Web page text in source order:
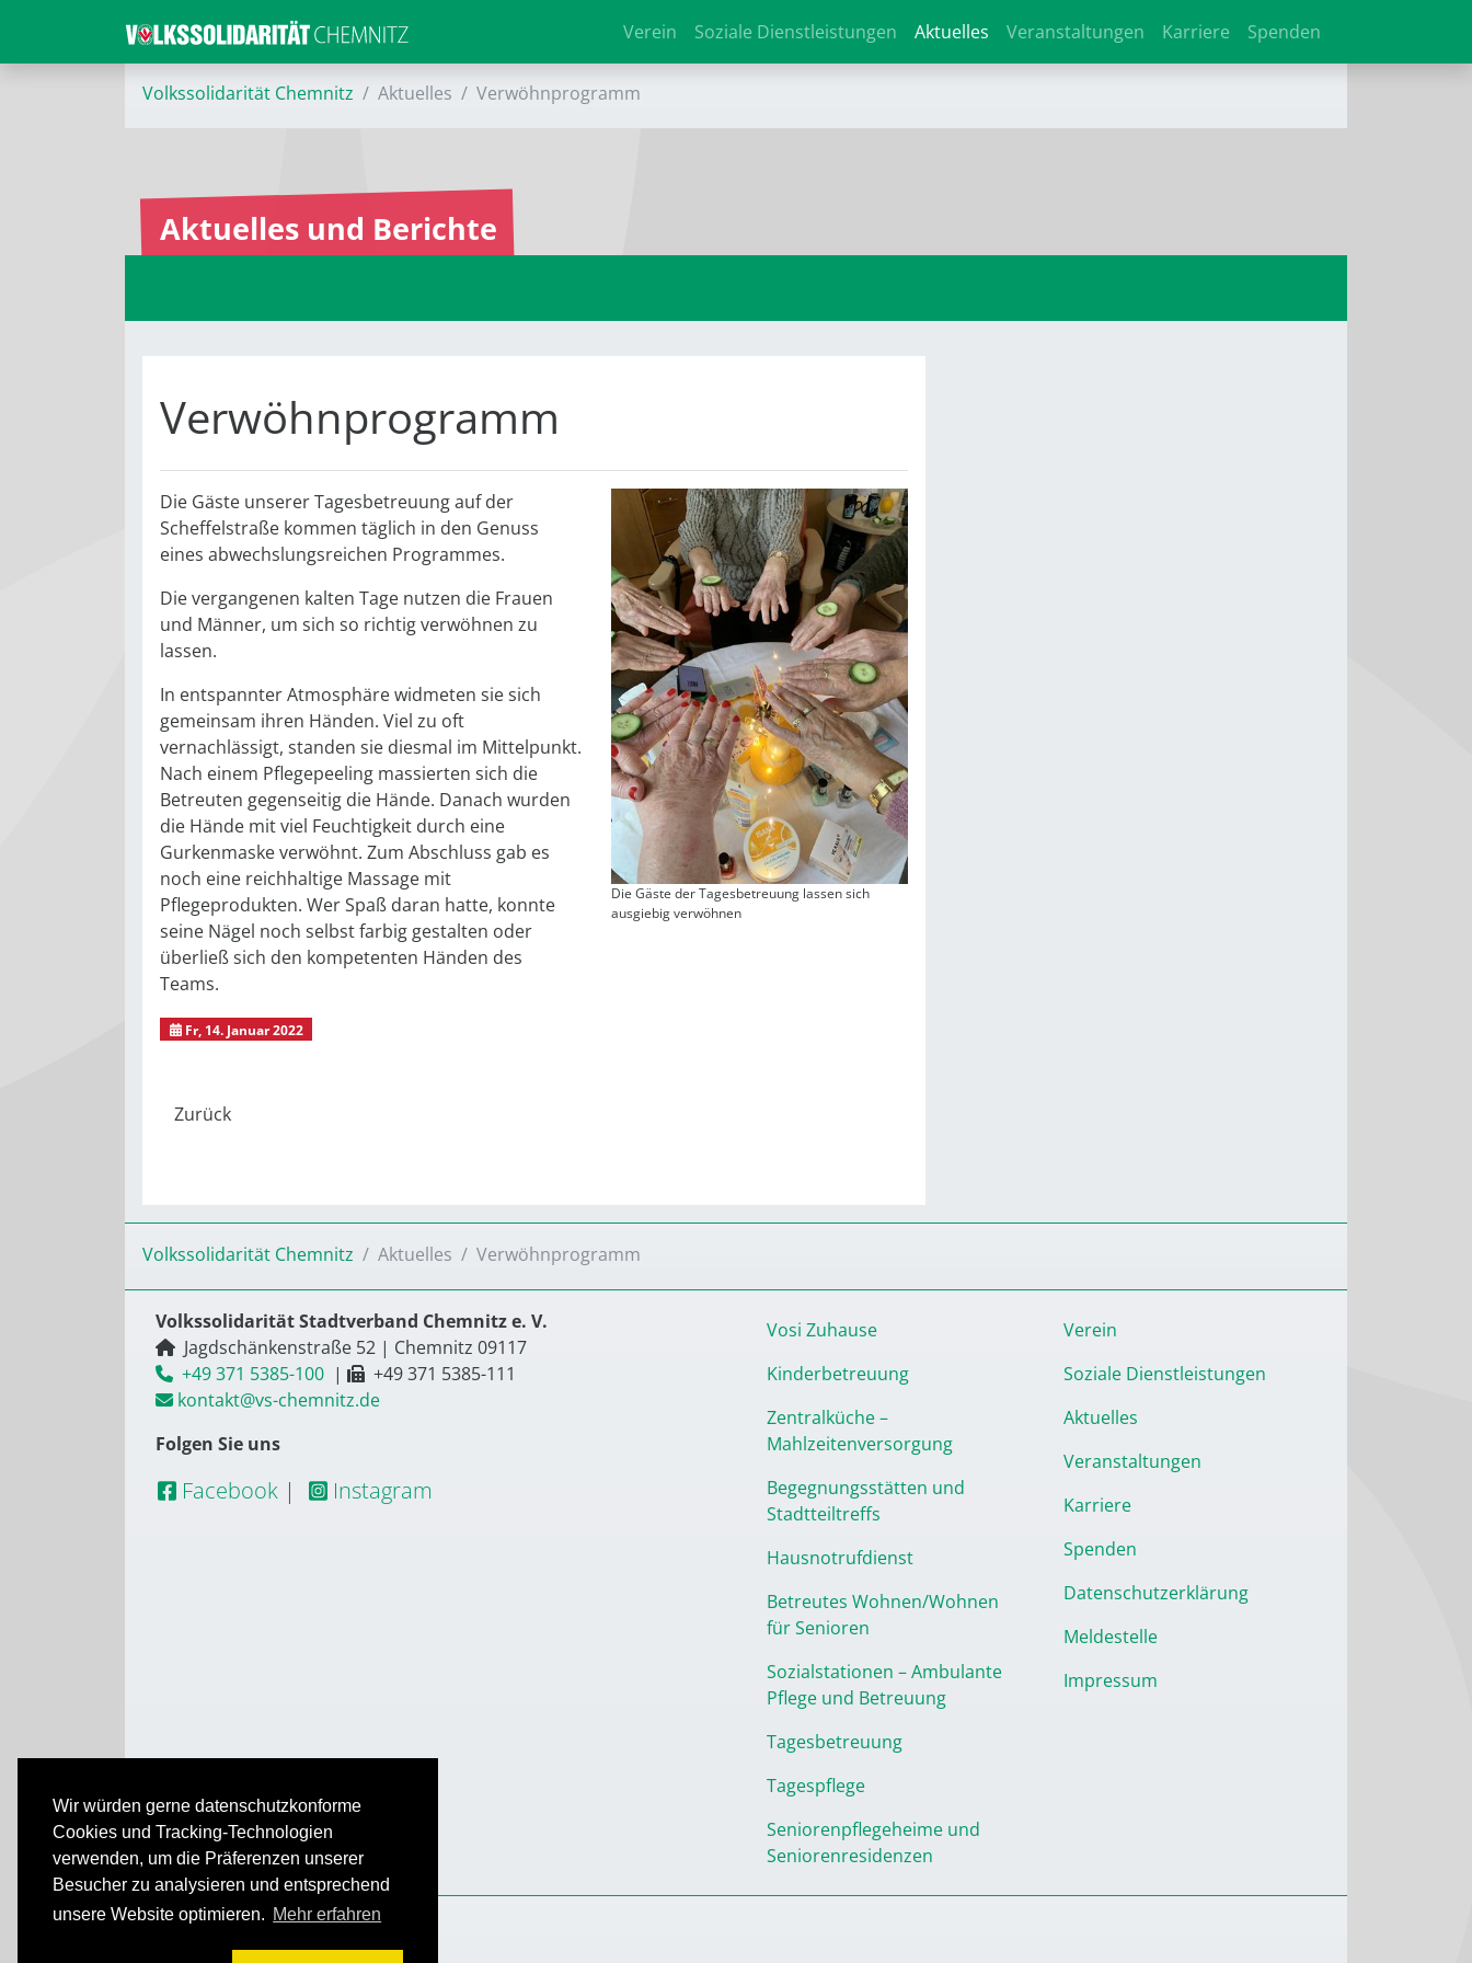
Wir würden gerne datenschutzkonforme
Cookies und Tracking-Technologien
verwenden, um die Präferenzen unserer
Besucher zu analysieren und entsprechend
unsere Website optimieren. Mehr erfahren
Verein Soziale Dienstleistungen Aktuelles Veranstaltungen Karriere Spenden
Volkssolidarität Chemnitz Aktuelles Verwöhnprogramm
Aktuelles und Berichte
Verwöhnprogramm
Die Gäste unserer Tagesbetreuung auf der
Scheffelstraße kommen täglich in den Genuss
eines abwechslungsreichen Programmes.
Die vergangenen kalten Tage nutzen die Frauen
und Männer, um sich so richtig verwöhnen zu
lassen.
In entspannter Atmosphäre widmeten sie sich
gemeinsam ihren Händen. Viel zu oft
vernachlässigt, standen sie diesmal im Mittelpunkt.
Nach einem Pflegepeeling massierten sich die
Betreuten gegenseitig die Hände. Danach wurden
die Hände mit viel Feuchtigkeit durch eine
Gurkenmaske verwöhnt. Zum Abschluss gab es
noch eine reichhaltige Massage mit
Pflegeprodukten. Wer Spaß daran hatte, konnte
seine Nägel noch selbst farbig gestalten oder
überließ sich den kompetenten Händen des
Teams.
Die Gäste der Tagesbetreuung lassen sich
ausgiebig verwöhnen
Fr, 14. Januar 2022
Volkssolidarität Chemnitz Aktuelles Verwöhnprogramm
Volkssolidarität Stadtverband Chemnitz e. V.
Jagdschänkenstraße 52 | Chemnitz 09117
+49 371 5385-100 |
+49 371 5385-111
kontakt@vs-chemnitz.de
Folgen Sie uns
Facebook | Instagram
Vosi Zuhause
Kinderbetreuung
Zentralküche –
Mahlzeitenversorgung
Begegnungsstätten und
Stadtteiltreffs
Hausnotrufdienst
Betreutes Wohnen/Wohnen
für Senioren
Sozialstationen – Ambulante
Pflege und Betreuung
Tagesbetreuung
Tagespflege
Seniorenpflegeheime und
Seniorenresidenzen
Verein
Soziale Dienstleistungen
Aktuelles
Veranstaltungen
Karriere
Spenden
Datenschutzerklärung
Meldestelle
Impressum